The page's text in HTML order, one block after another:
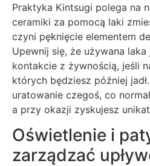
Praktyka Kintsugi polega na
ceramiki za pomocą laki
czyni pęknięcie elementem
Upewnij się, że używana
kontakcie z żywnością, jeśli
których będziesz później
uratowanie czegoś, co
a przy okazji zyskujesz
Oświetlenie i
zarządzać